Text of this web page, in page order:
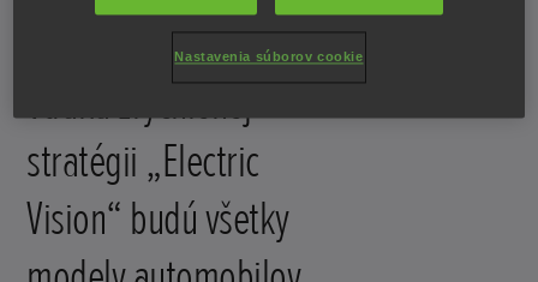
Vďaka zrýchlenej
stratégii „Electric
Vision“ budú všetky
Nastavenia súborov cookie